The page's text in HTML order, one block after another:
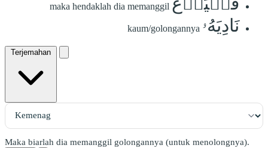
maka hendaklah dia memanggil
نَادِيَهُۥ kaum/golongannya
Terjemahan
Maka biarlah dia memanggil golongannya (untuk menolongnya).